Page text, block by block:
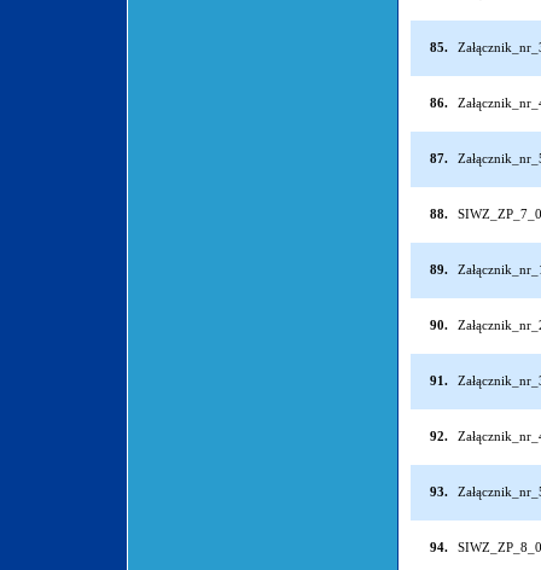
85.
86.
87.
88.
89.
90.
91.
92.
93.
94.